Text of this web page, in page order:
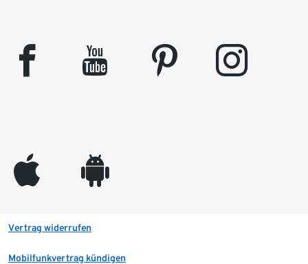
facebook youtube pinterest instagram
appleinc android
Vertrag widerrufen
Mobilfunkvertrag kündigen